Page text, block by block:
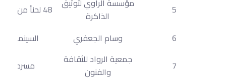
5
الذاكرة
48 لحناً من فلسطين
6
وسام الجعفري
السينما حبي
7
جمعية الرواد للثقافة
والفنون
مسرحيون